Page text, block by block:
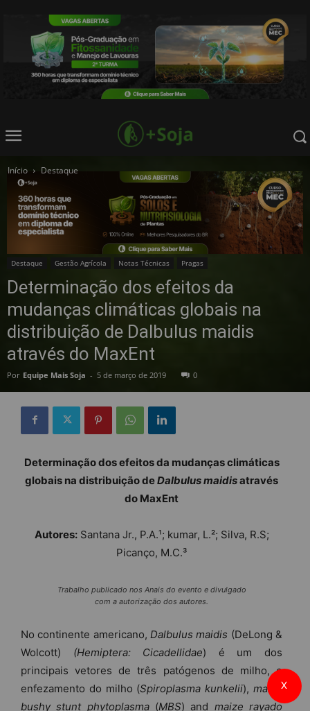
Início Destaque
Destaque Gestão Agrícola Notas Técnicas Pragas
Determinação dos efeitos da
mudanças climáticas globais na
distribuição de Dalbulus maidis
através do MaxEnt
Por Equipe Mais Soja - 5 de março de 2019 0
Determinação dos efeitos da mudanças climáticas
globais na distribuição deDalbulus maidisatravés
do MaxEnt
Autores:Santana Jr., P.A.¹; kumar, L.²; Silva, R.S;
Picanço, M.C.³
Trabalho publicado nos Anais do evento e divulgado
com a autorização dos autores.
No continente americano, Dalbulus maidis (DeLong &
Wolcott) (Hemiptera: Cicadellidae) é um dos
principais vetores de três patógenos de milho, o
enfezamento do milho (Spiroplasma kunkelii),maize
bushy stunt phytoplasma(MBS) and maize rayado
X